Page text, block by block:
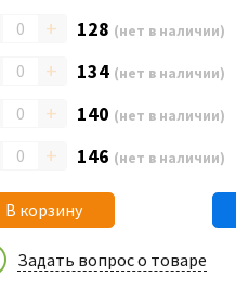
+ 128 (нет в наличии)
+ 134 (нет в наличии)
+ 140 (нет в наличии)
+ 146 (нет в наличии)
В корзину
Задать вопрос о товаре